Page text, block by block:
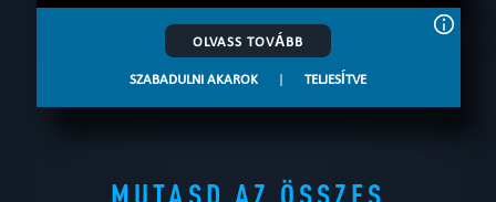
OLVASS TOVÁBB
SZABADULNI AKAROK | TELJESÍTVE
MUTASD AZ ÖSSZES